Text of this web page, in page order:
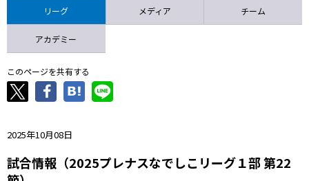
リーグ メディア チーム
アカデミー
このページを共有する
2025年10月08日
試合情報（2025プレナスなでしこリーグ１部 第22